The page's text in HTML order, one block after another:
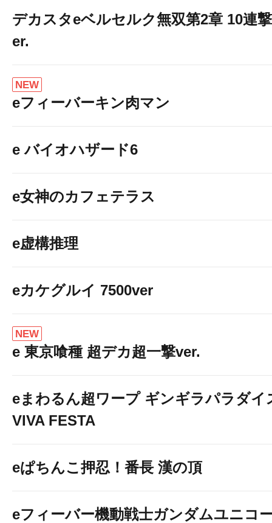
デカスタeベルセルク無双第2章 10連
er.
NEW
eフィーバーキン肉マン
e バイオハザード6
e女神のカフェテラス
e虚構推理
eカケグルイ 7500ver
NEW
e 東京喰種 超デカ超一撃ver.
eまわるん超ワープ ギンギラパラダイ
VIVA FESTA
eぱちんこ押忍！番長 漢の頂
eフィーバー機動戦士ガンダムユニコ